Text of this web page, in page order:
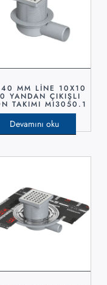
MM LİNE 10X10
YANDAN ÇIKIŞLI
TAKIMI MI3050.1
Devamını oku